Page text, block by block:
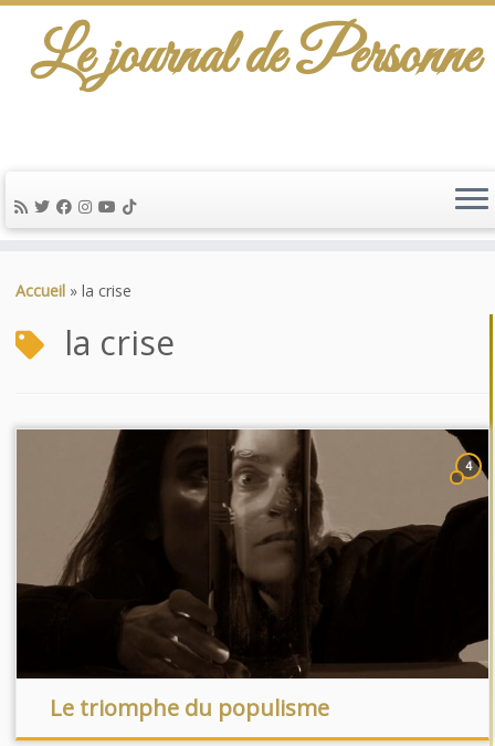
au
Le journal de Personne
Accueil » la crise
la crise
4
Le triomphe du populisme